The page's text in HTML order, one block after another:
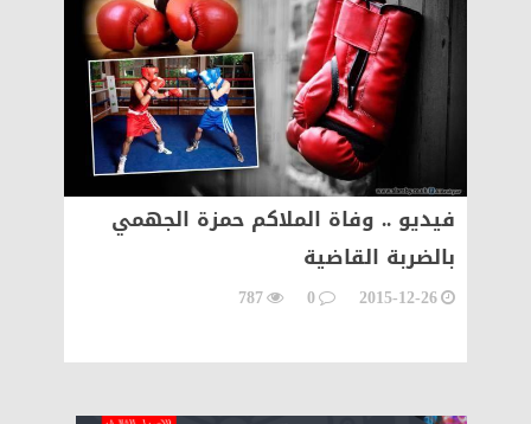
فيديو .. وفاة الملاكم حمزة الجهمي
بالضربة القاضية
2015-12-26
0
787